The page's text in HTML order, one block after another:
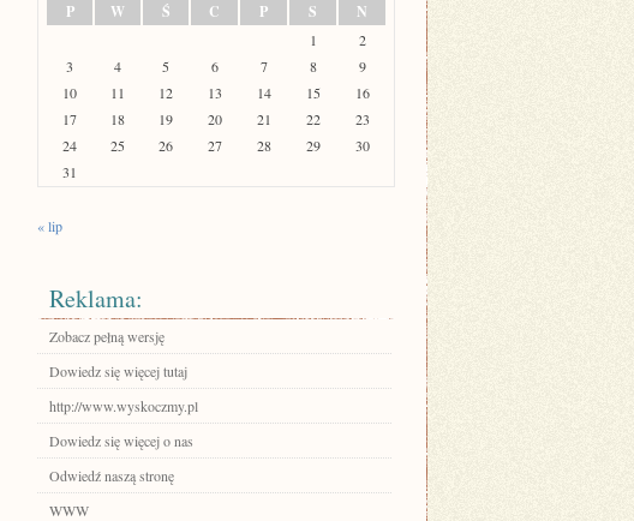
P
W Ś C P S N
1
2
3
4 5 6 7 8
9
10
11 12 13 14 15
16
17
18 19 20 21 22
23
24
25 26 27 28 29
30
31
« lip
Reklama:
Zobacz pełną wersję
Dowiedz się więcej tutaj
http://www.wyskoczmy.pl
Dowiedz się więcej o nas
Odwiedź naszą stronę
WWW